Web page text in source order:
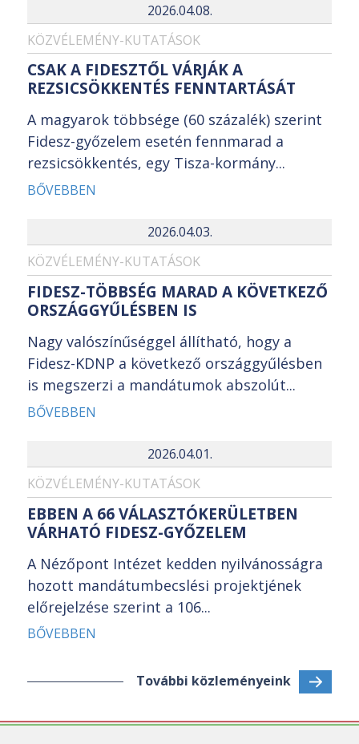
2026.04.08.
KÖZVÉLEMÉNY-KUTATÁSOK
CSAK A FIDESZTŐL VÁRJÁK A
REZSICSÖKKENTÉS FENNTARTÁSÁT
A magyarok többsége (60 százalék) szerint
Fidesz-győzelem esetén fennmarad a
rezsicsökkentés, egy Tisza-kormány...
BŐVEBBEN
2026.04.03.
KÖZVÉLEMÉNY-KUTATÁSOK
FIDESZ-TÖBBSÉG MARAD A KÖVETKEZŐ
ORSZÁGGYŰLÉSBEN IS
Nagy valószínűséggel állítható, hogy a
Fidesz-KDNP a következő országgyűlésben
is megszerzi a mandátumok abszolút...
BŐVEBBEN
2026.04.01.
KÖZVÉLEMÉNY-KUTATÁSOK
EBBEN A 66 VÁLASZTÓKERÜLETBEN
VÁRHATÓ FIDESZ-GYŐZELEM
A Nézőpont Intézet kedden nyilvánosságra
hozott mandátumbecslési projektjének
előrejelzése szerint a 106...
BŐVEBBEN
További közleményeink